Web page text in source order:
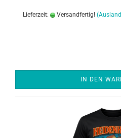
Lieferzeit: Versandfertig!
IN DEN